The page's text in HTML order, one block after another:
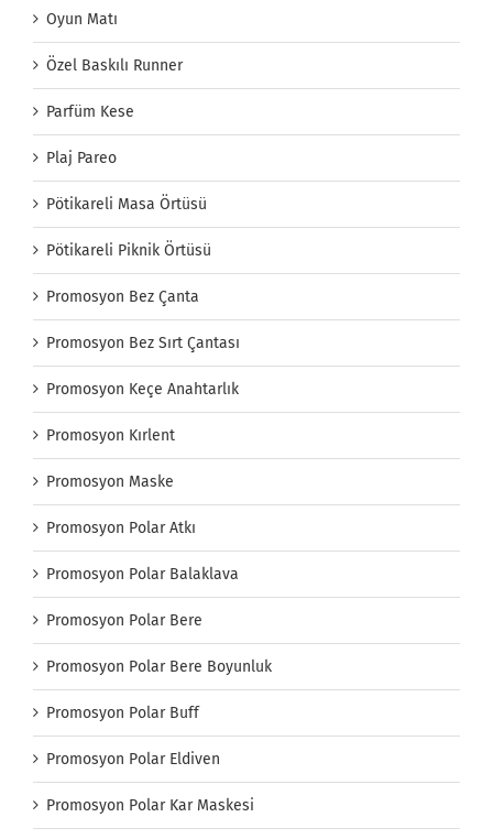
Oyun Matı
Özel Baskılı Runner
Parfüm Kese
Plaj Pareo
Pötikareli Masa Örtüsü
Pötikareli Piknik Örtüsü
Promosyon Bez Çanta
Promosyon Bez Sırt Çantası
Promosyon Keçe Anahtarlık
Promosyon Kırlent
Promosyon Maske
Promosyon Polar Atkı
Promosyon Polar Balaklava
Promosyon Polar Bere
Promosyon Polar Bere Boyunluk
Promosyon Polar Buff
Promosyon Polar Eldiven
Promosyon Polar Kar Maskesi